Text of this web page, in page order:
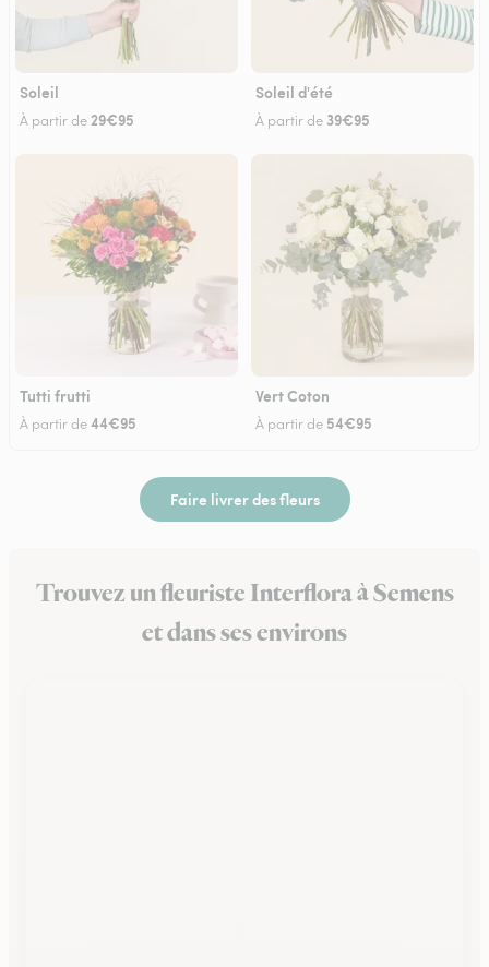
Soleil
À partir de29€95
Soleil d'été
À partir de 39€95
Tutti frutti
À partir de44€95
Vert Coton
À partir de 54€95
Faire livrer des fleurs
Trouvez un fleuriste Interflora à Semens
et dans ses environs